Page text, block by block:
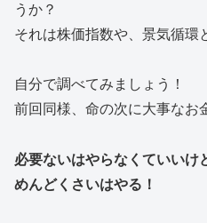
うか？
それは株価指数や、景気循環
自分で調べてみましょう！
前回同様、命の次に大事なお
必要ないはやらなくていいけ
めんどくさいはやる！